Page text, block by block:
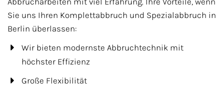
Sie uns Ihren Komplettabbruch und Spezialabbruch in
Berlin überlassen:
Wir bieten modernste Abbruchtechnik mit
höchster Effizienz
Große Flexibilität
Komplettsanierung
Spezialarbeiten